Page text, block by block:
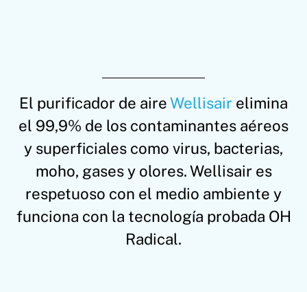
El purificador de aireWellisair elimina
el 99,9% de los contaminantes aéreos
y superficiales como virus, bacterias,
moho, gases y olores. Wellisair es
respetuoso con el medio ambiente y
funciona con la tecnología probada OH
Radical.